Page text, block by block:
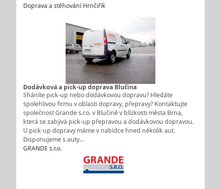
Doprava a stěhování Hrnčiřík
Dodávková a pick-up doprava Blučina
Sháníte pick-up nebo dodávkovou dopravu? Hledáte
spolehlivou firmu v oblasti dopravy, přepravy? Kontaktujte
společnost Grande s.r.o. v Blučině v blízkosti města Brna,
která se zabývá pick-up přepravou a dodávkovou dopravou.
U pick-up dopravy máme v nabídce hned několik aut.
Disponujeme s auty…
GRANDE s.r.o.